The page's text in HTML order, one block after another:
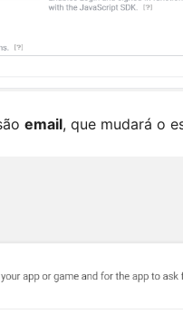
email, que mudará o